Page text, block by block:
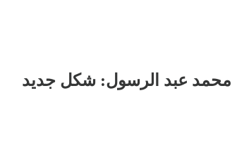
محمد عبد الرسول: شكل جديد